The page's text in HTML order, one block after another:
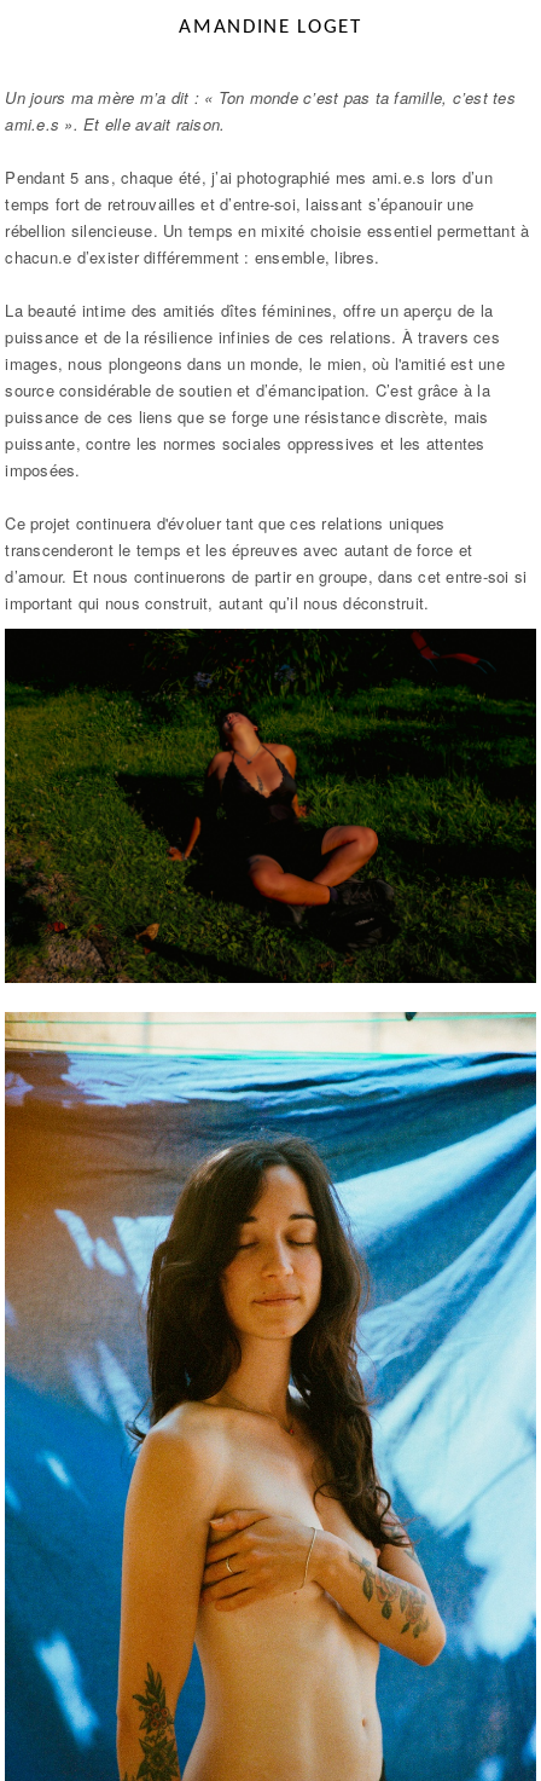
AMANDINE LOGET
Un jours ma mère m’a dit : « Ton monde c’est pas ta famille, c’est tes
ami.e.s ». Et elle avait raison.
Pendant 5 ans, chaque été, j’ai photographié mes ami.e.s lors d’un
temps fort de retrouvailles et d’entre-soi, laissant s’épanouir une
rébellion silencieuse. Un temps en mixité choisie essentiel permettant à
chacun.e d’exister différemment : ensemble, libres.
La beauté intime des amitiés dîtes féminines, offre un aperçu de la
puissance et de la résilience infinies de ces relations. À travers ces
images, nous plongeons dans un monde, le mien, où l'amitié est une
source considérable de soutien et d’émancipation. C’est grâce à la
puissance de ces liens que se forge une résistance discrète, mais
puissante, contre les normes sociales oppressives et les attentes
imposées.
Ce projet continuera d'évoluer tant que ces relations uniques
transcenderont le temps et les épreuves avec autant de force et
d’amour. Et nous continuerons de partir en groupe, dans cet entre-soi si
important qui nous construit, autant qu’il nous déconstruit.